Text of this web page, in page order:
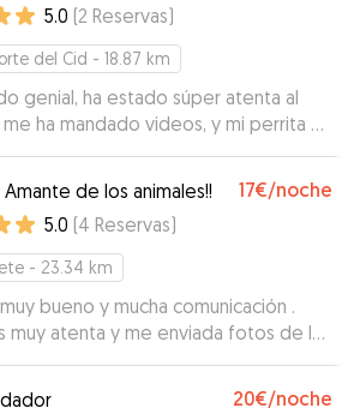
5.0 (2 Reservas)
del Cid - 18.87 km
genial, ha estado súper atenta al
ha mandado videos, y mi perrita a
encantada al aire libre, con muchos
compañía de sus perritos que son
”
Amante de los animales!! 17€/noche
5.0 (4 Reservas)
- 23.34 km
bueno y mucha comunicación .
muy atenta y me enviada fotos de la
día . Volveré a repetir seguro”
20€/noche